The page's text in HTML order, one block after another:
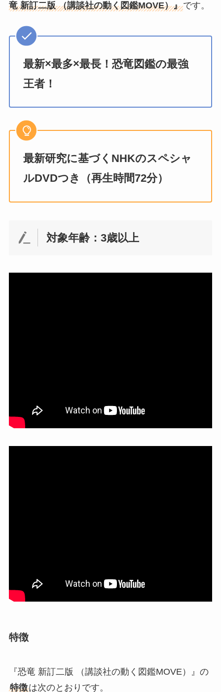
竜 新訂二版 （講談社の動く図鑑MOVE）』です。
最新×最多×最長！恐竜図鑑の最強
王者！
最新研究に基づくNHKのスペシャ
ルDVDつき（再生時間72分）
対象年齢：3歳以上
特徴
『恐竜 新訂二版 （講談社の動く図鑑MOVE）』の
特徴は次のとおりです。